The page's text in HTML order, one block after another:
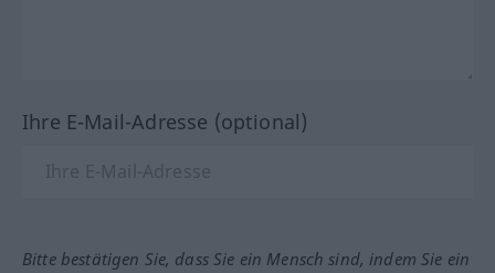
Ihre E-Mail-Adresse (optional)
Bitte bestätigen Sie, dass Sie ein Mensch sind, indem Sie ein